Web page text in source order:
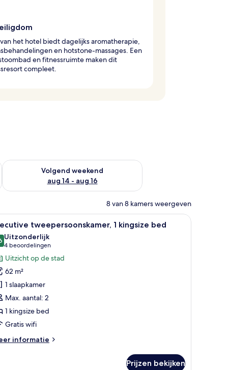
het hotel biedt dagelijks aromatherapie,
en hotstone-massages. Een
en fitnessruimte maken dit
compleet.
weekend aug 7 - aug 9
Volgend weekend
aug 14 - aug 16
De beschikbaarheid controleren voor volgend weekend aug
8 van 8 kamers weergeven
een groot raam met uitzicht op de stad, een zithoek en een
Een moderne hotelkamer met een bed, een
7 tweepersoonskamer, 1 kingsize bed
van 10
Uitzonderlijk
4 beoordelingen
(4
beoordelingen)
Uitzicht op de stad
62 m²
1 slaapkamer
Max. aantal: 2
1 kingsize bed
Gratis wifi
informatie
Prijzen bekijken